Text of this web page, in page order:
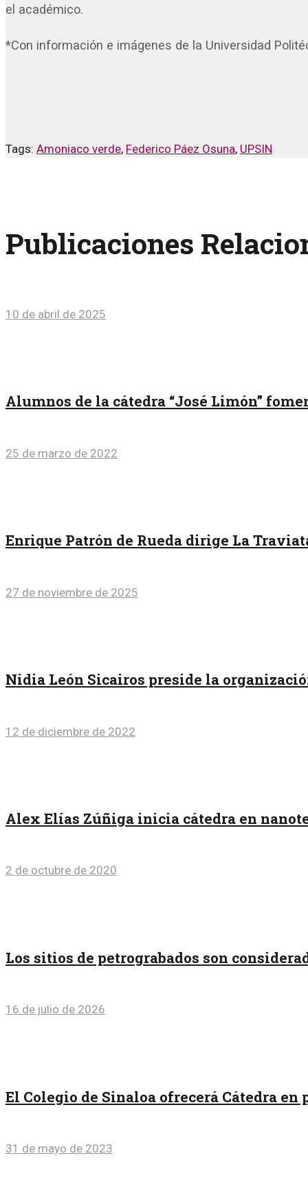
el académico.
*Con información e imágenes de la Universidad
Tags: Amoniaco verde, Federico Páez Osuna, UPSIN
Publicaciones
10 de abril de 2025
Alumnos de la cátedra “José Limón”
25 de marzo de 2022
Enrique Patrón de Rueda dirige La
27 de noviembre de 2025
Nidia León Sicairos preside la
12 de diciembre de 2022
Alex Elías Zúñiga inicia cátedra en
2 de octubre de 2020
Los sitios de petrograbados son
16 de julio de 2026
El Colegio de Sinaloa ofrecerá Cátedra
31 de mayo de 2023